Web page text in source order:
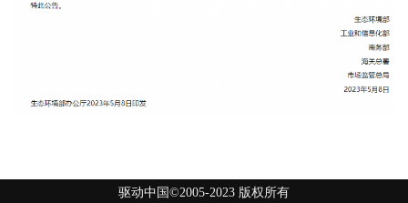
驱动中国©2005-2023 版权所有